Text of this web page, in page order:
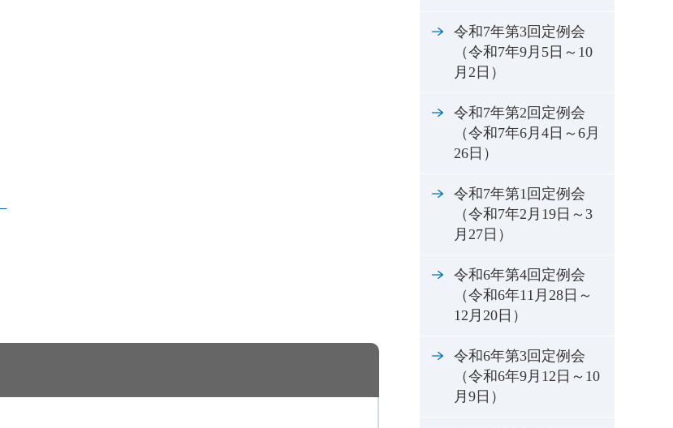
令和7年第3回定例会
（令和7年9月5日～10
月2日）
令和7年第2回定例会
（令和7年6月4日～6月
26日）
令和7年第1回定例会
（令和7年2月19日～3
月27日）
令和6年第4回定例会
（令和6年11月28日～
12月20日）
令和6年第3回定例会
（令和6年9月12日～10
月9日）